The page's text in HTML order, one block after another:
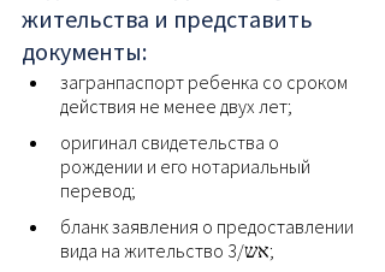
жительства и представить
документы:
загранпаспорт ребенка со сроком
действия не менее двух лет;
оригинал свидетельства о
рождении и его нотариальный
перевод;
бланк заявления о предоставлении
вида на жительство אש/3;